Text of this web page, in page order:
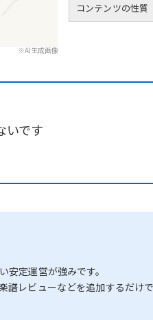
※AI生成画像
コンテンツの性質
いです
定運営が強みです。
レビューなどを追加するだけ